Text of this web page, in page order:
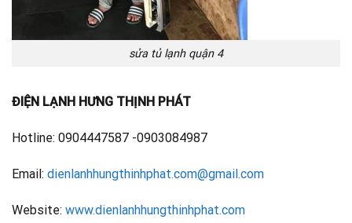
sửa tủ lạnh quận 4
ĐIỆN LẠNH HƯNG THỊNH PHÁT
Hotline: 0904447587 -0903084987
Email: dienlanhhungthinhphat.com@gmail.com
Website: www.dienlanhhungthinhphat.com